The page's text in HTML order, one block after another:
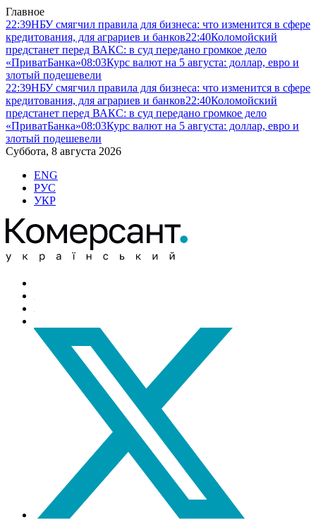
Главное
22:39НБУ смягчил правила для бизнеса: что изменится в сфере
кредитования, для аграриев и банков22:40Коломойский
предстанет перед ВАКС: в суд передано громкое дело
«ПриватБанка»08:03Курс валют на 5 августа: доллар, евро и
злотый подешевели
22:39НБУ смягчил правила для бизнеса: что изменится в сфере
кредитования, для аграриев и банков22:40Коломойский
предстанет перед ВАКС: в суд передано громкое дело
«ПриватБанка»08:03Курс валют на 5 августа: доллар, евро и
злотый подешевели
Суббота, 8 августа 2026
ENG
РУС
УКР